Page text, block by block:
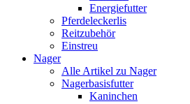
Energiefutter
Pferdeleckerlis
Reitzubehör
Einstreu
Nager
Alle Artikel zu Nager
Nagerbasisfutter
Kaninchen